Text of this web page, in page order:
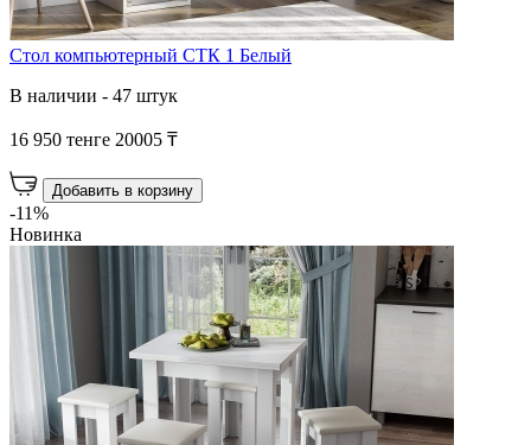
Стол компьютерный СТК 1 Белый
В наличии - 47 штук
16 950 тенге 20005 ₸
Добавить в корзину
-11%
Новинка